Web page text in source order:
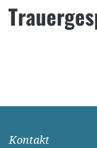
Skip
Kontakt